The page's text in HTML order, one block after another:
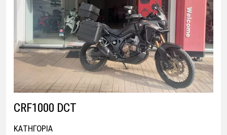
CRF1000 DCT
ΚΑΤΗΓΟΡΙΑ